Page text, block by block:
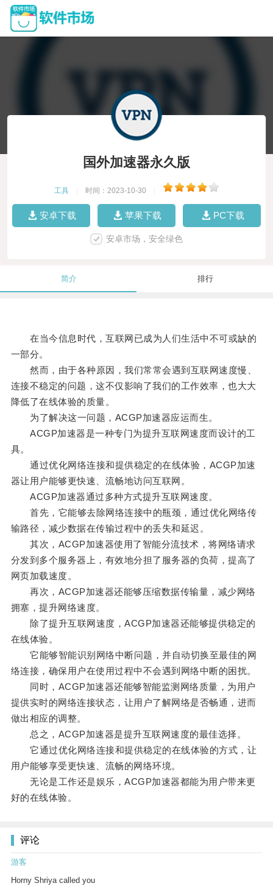
国外加速器永久版
工具 时间：2023-10-30
安卓下载 苹果下载 PC下载
安卓市场，安全绿色
简介 排行
在当今信息时代，互联网已成为人们生活中不可或缺的
一部分。
然而，由于各种原因，我们常常会遇到互联网速度慢、
连接不稳定的问题，这不仅影响了我们的工作效率，也大大
降低了在线体验的质量。
为了解决这一问题，ACGP加速器应运而生。
ACGP加速器是一种专门为提升互联网速度而设计的工
具。
通过优化网络连接和提供稳定的在线体验，ACGP加速
器让用户能够更快速、流畅地访问互联网。
ACGP加速器通过多种方式提升互联网速度。
首先，它能够去除网络连接中的瓶颈，通过优化网络传
输路径，减少数据在传输过程中的丢失和延迟。
其次，ACGP加速器使用了智能分流技术，将网络请求
分发到多个服务器上，有效地分担了服务器的负荷，提高了
网页加载速度。
再次，ACGP加速器还能够压缩数据传输量，减少网络
拥塞，提升网络速度。
除了提升互联网速度，ACGP加速器还能够提供稳定的
在线体验。
它能够智能识别网络中断问题，并自动切换至最佳的网
络连接，确保用户在使用过程中不会遇到网络中断的困扰。
同时，ACGP加速器还能够智能监测网络质量，为用户
提供实时的网络连接状态，让用户了解网络是否畅通，进而
做出相应的调整。
总之，ACGP加速器是提升互联网速度的最佳选择。
它通过优化网络连接和提供稳定的在线体验的方式，让
用户能够享受更快速、流畅的网络环境。
无论是工作还是娱乐，ACGP加速器都能为用户带来更
好的在线体验。
评论
游客
Horny Shriya called you